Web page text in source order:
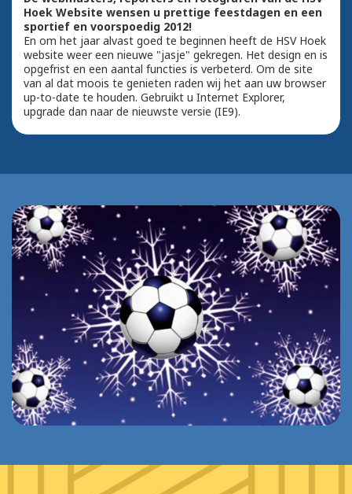
Hoek Website wensen u prettige feestdagen en een
sportief en voorspoedig 2012!
En om het jaar alvast goed te beginnen heeft de HSV Hoek
website weer een nieuwe "jasje" gekregen. Het design en is
opgefrist en een aantal functies is verbeterd. Om de site
van al dat moois te genieten raden wij het aan uw browser
up-to-date te houden. Gebruikt u Internet Explorer,
upgrade dan naar de nieuwste versie (IE9).